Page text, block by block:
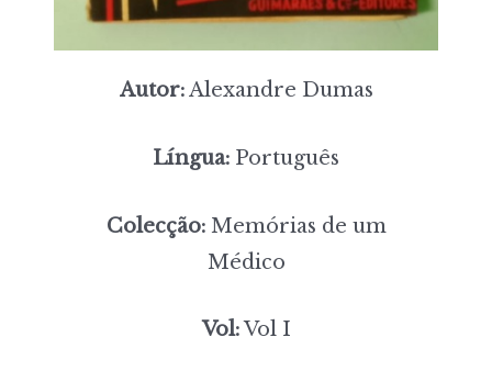
Autor:Alexandre Dumas
Língua: Português
Colecção:Memórias de um
Médico
Vol:Vol I